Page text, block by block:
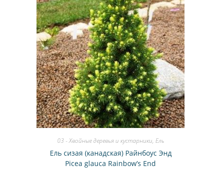
03 - Хвойные деревья и кустарники, Ель
Ель сизая (канадская) Райнбоус Энд
Picea glauca Rainbow’s End